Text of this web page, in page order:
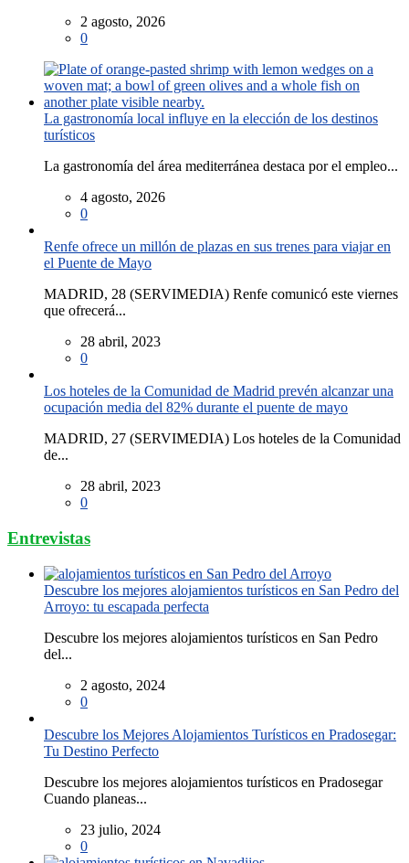
2 agosto, 2026
0
La gastronomía local influye en la elección de los destinos
turísticos
La gastronomía del área mediterránea destaca por el empleo...
4 agosto, 2026
0
Renfe ofrece un millón de plazas en sus trenes para viajar en
el Puente de Mayo
MADRID, 28 (SERVIMEDIA) Renfe comunicó este viernes
que ofrecerá...
28 abril, 2023
0
Los hoteles de la Comunidad de Madrid prevén alcanzar una
ocupación media del 82% durante el puente de mayo
MADRID, 27 (SERVIMEDIA) Los hoteles de la Comunidad
de...
28 abril, 2023
0
Entrevistas
Descubre los mejores alojamientos turísticos en San Pedro del
Arroyo: tu escapada perfecta
Descubre los mejores alojamientos turísticos en San Pedro
del...
2 agosto, 2024
0
Descubre los Mejores Alojamientos Turísticos en Pradosegar:
Tu Destino Perfecto
Descubre los mejores alojamientos turísticos en Pradosegar
Cuando planeas...
23 julio, 2024
0